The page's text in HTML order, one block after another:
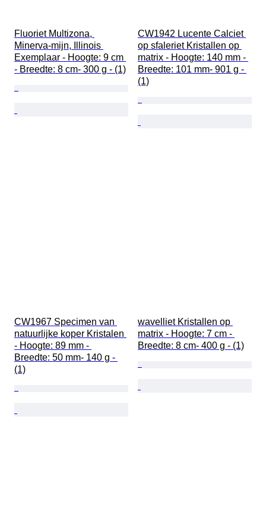
Fluoriet Multizona,
Minerva-mijn, Illinois
Exemplaar - Hoogte: 9 cm
- Breedte: 8 cm- 300 g - (1)
CW1942 Lucente Calciet
op sfaleriet Kristallen op
matrix - Hoogte: 140 mm -
Breedte: 101 mm- 901 g -
(1)
CW1967 Specimen van
natuurlijke koper Kristalen
- Hoogte: 89 mm -
Breedte: 50 mm- 140 g -
(1)
wavelliet Kristallen op
matrix - Hoogte: 7 cm -
Breedte: 8 cm- 400 g - (1)